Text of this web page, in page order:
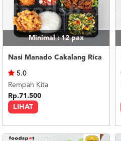
Minimal : 12pax
Nasi Manado Cakalang Rica
LIHAT
5.0
Rempah Kita
Rp.71.500